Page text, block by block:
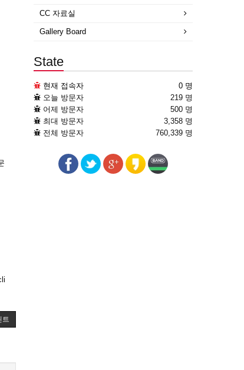
트
CC 자료실
Gallery Board
State
현재 접속자
0 명
오늘 방문자
219 명
어제 방문자
500 명
최대 방문자
3,358 명
전체 방문자
760,339 명